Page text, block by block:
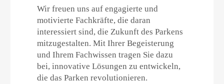
Wir freuen uns auf engagierte und
motivierte Fachkräfte, die daran
interessiert sind, die Zukunft des Parkens
mitzugestalten. Mit Ihrer Begeisterung
und Ihrem Fachwissen tragen Sie dazu
bei, innovative Lösungen zu entwickeln,
die das Parken revolutionieren.